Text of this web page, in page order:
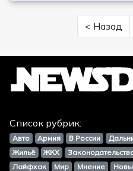
< Назад
Список рубрик:
Авто Армия В России
Жильё
ЖКХ
Лайфхак
Мир Мнение